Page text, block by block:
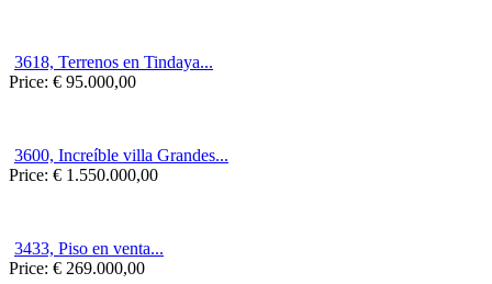
3618, Terrenos en Tindaya...
Price: € 95.000,00
3600, Increíble villa Grandes...
Price: € 1.550.000,00
3433, Piso en venta...
Price: € 269.000,00